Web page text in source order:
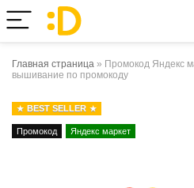
Главная страница » Промокод Яндекс
вышивание по промокоду
BEST SELLER
Промокод Яндекс маркет